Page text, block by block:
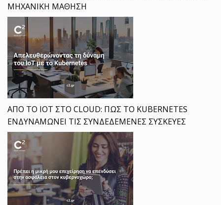
ΜΗΧΑΝΙΚΗ ΜΑΘΗΣΗ
ΑΠΟ ΤΟ IOT ΣΤΟ CLOUD: ΠΩΣ ΤΟ KUBERNETES
ΕΝΔΥΝΑΜΩΝΕΙ ΤΙΣ ΣΥΝΔΕΔΕΜΕΝΕΣ ΣΥΣΚΕΥΕΣ